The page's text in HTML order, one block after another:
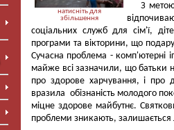
натисніть для
збільшення
З
соціальних служб для сім'ї,
програми та вікторини, що
Сучасна проблема - комп'ютерні
майже всі зазначили, що батьки
про здорове харчування, і про
вразила обізнаність молодого
міцне здорове майбутнє.
проблеми зникають, залишається